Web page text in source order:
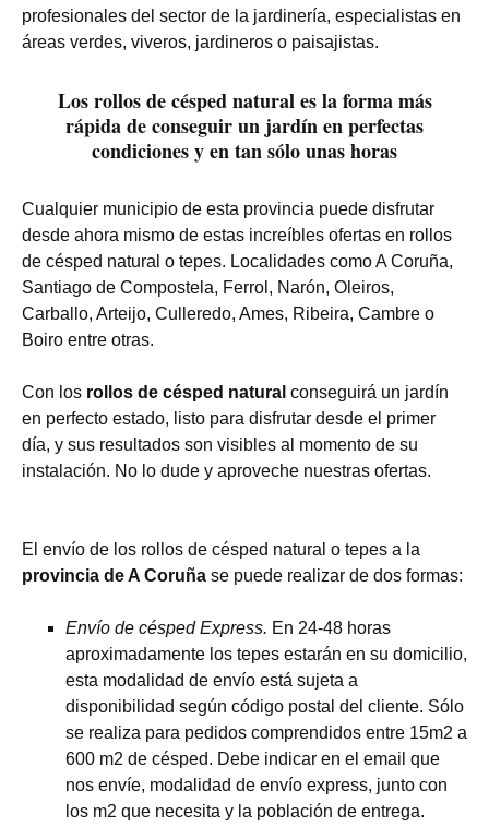
profesionales del sector de la jardinería, especialistas en
áreas verdes, viveros, jardineros o paisajistas.
Los rollos de césped natural es la forma más
rápida de conseguir un jardín en perfectas
condiciones y en tan sólo unas horas
Cualquier municipio de esta provincia puede disfrutar
desde ahora mismo de estas increíbles ofertas en rollos
de césped natural o tepes. Localidades como A Coruña,
Santiago de Compostela, Ferrol, Narón, Oleiros,
Carballo, Arteijo, Culleredo, Ames, Ribeira, Cambre o
Boiro entre otras.
Con los rollos de césped natural conseguirá un jardín
en perfecto estado, listo para disfrutar desde el primer
día, y sus resultados son visibles al momento de su
instalación. No lo dude y aproveche nuestras ofertas.
El envío de los rollos de césped natural o tepes a la
provincia de A Coruña se puede realizar de dos formas:
Envío de césped Express. En 24-48 horas
aproximadamente los tepes estarán en su domicilio,
esta modalidad de envío está sujeta a
disponibilidad según código postal del cliente. Sólo
se realiza para pedidos comprendidos entre 15m2 a
600 m2 de césped. Debe indicar en el email que
nos envíe, modalidad de envío express, junto con
los m2 que necesita y la población de entrega.